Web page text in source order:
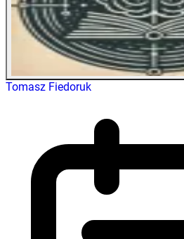
Tomasz Fiedoruk